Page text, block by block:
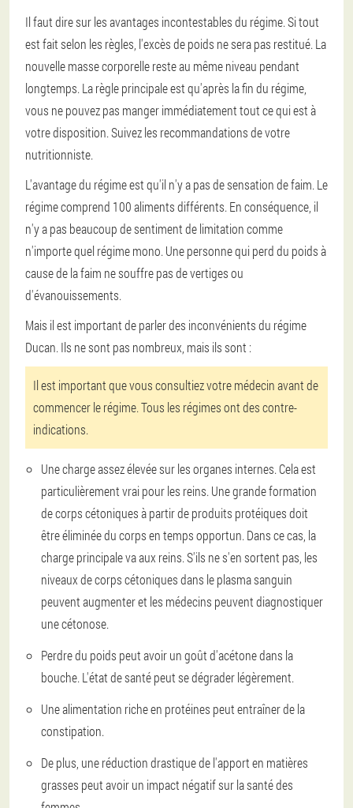
Il faut dire sur les avantages incontestables du régime. Si tout
est fait selon les règles, l'excès de poids ne sera pas restitué. La
nouvelle masse corporelle reste au même niveau pendant
longtemps. La règle principale est qu'après la fin du régime,
vous ne pouvez pas manger immédiatement tout ce qui est à
votre disposition. Suivez les recommandations de votre
nutritionniste.
L'avantage du régime est qu'il n'y a pas de sensation de faim. Le
régime comprend 100 aliments différents. En conséquence, il
n'y a pas beaucoup de sentiment de limitation comme
n'importe quel régime mono. Une personne qui perd du poids à
cause de la faim ne souffre pas de vertiges ou
d'évanouissements.
Mais il est important de parler des inconvénients du régime
Ducan. Ils ne sont pas nombreux, mais ils sont :
Il est important que vous consultiez votre médecin avant de
commencer le régime. Tous les régimes ont des contre-
indications.
Une charge assez élevée sur les organes internes. Cela est
particulièrement vrai pour les reins. Une grande formation
de corps cétoniques à partir de produits protéiques doit
être éliminée du corps en temps opportun. Dans ce cas, la
charge principale va aux reins. S'ils ne s'en sortent pas, les
niveaux de corps cétoniques dans le plasma sanguin
peuvent augmenter et les médecins peuvent diagnostiquer
une cétonose.
Perdre du poids peut avoir un goût d'acétone dans la
bouche. L'état de santé peut se dégrader légèrement.
Une alimentation riche en protéines peut entraîner de la
constipation.
De plus, une réduction drastique de l'apport en matières
grasses peut avoir un impact négatif sur la santé des